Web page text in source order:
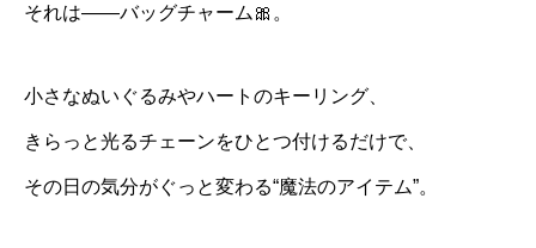
それは――バッグチャーム🎀。
小さなぬいぐるみやハートのキーリング、
きらっと光るチェーンをひとつ付けるだけで、
その日の気分がぐっと変わる“魔法のアイテム”。